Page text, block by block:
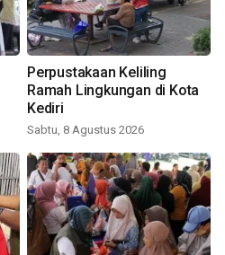
Perpustakaan Keliling
Ramah Lingkungan di Kota
Kediri
Sabtu, 8 Agustus 2026